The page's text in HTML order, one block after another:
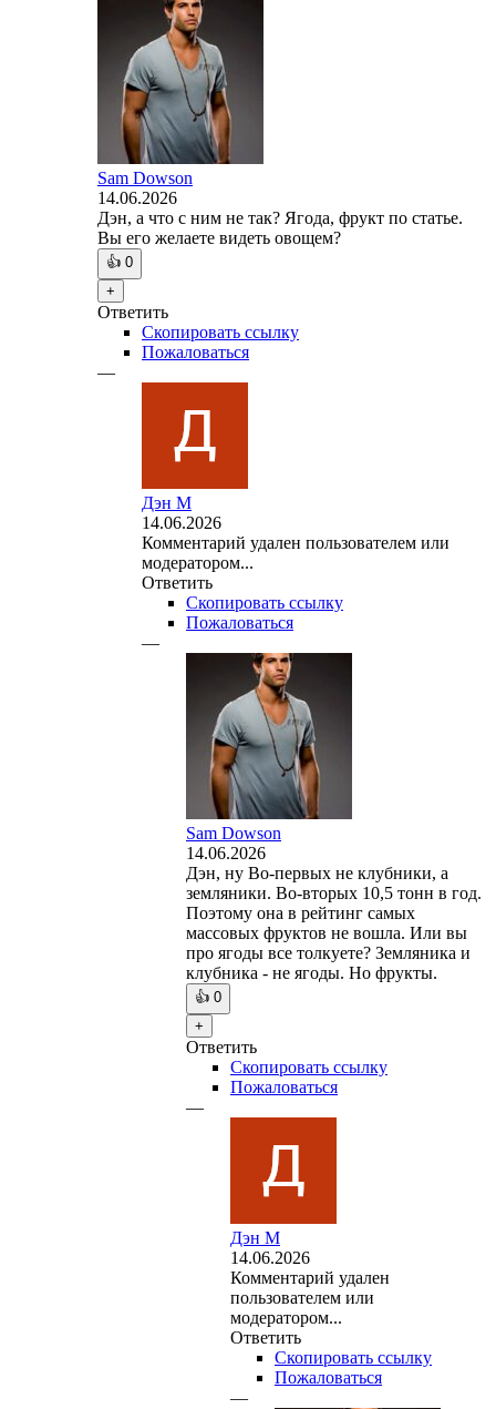
Sam Dowson
14.06.2026
Дэн, а что с ним не так? Ягода, фрукт по статье.
Вы его желаете видеть овощем?
👍 0
+
Ответить
Скопировать ссылку
Пожаловаться
—
Дэн М
14.06.2026
Комментарий удален пользователем или
модератором...
Ответить
Скопировать ссылку
Пожаловаться
—
Sam Dowson
14.06.2026
Дэн, ну Во-первых не клубники, а
земляники. Во-вторых 10,5 тонн в год.
Поэтому она в рейтинг самых
массовых фруктов не вошла. Или вы
про ягоды все толкуете? Земляника и
клубника - не ягоды. Но фрукты.
👍 0
+
Ответить
Скопировать ссылку
Пожаловаться
—
Дэн М
14.06.2026
Комментарий удален
пользователем или
модератором...
Ответить
Скопировать ссылку
Пожаловаться
—